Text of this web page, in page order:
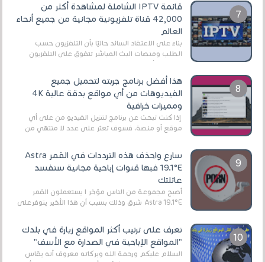
قائمة IPTV الشاملة لمشاهدة أكثر من
42,000 قناة تلفزيونية مجانية من جميع أنحاء
العالم
بناءً على الاعتقاد السائد حاليًا بأن التلفزيون حسب
الطلب ومنصات البث المباشر تتفوق على التلفزيون
الرقمي الأرضي التقليدي، يُعدّ IPTV-org خيار...
هذا أفضل برنامج جربته لتحميل جميع
الفيديوهات من أي مواقع بدقة عالية 4K
ومميزات خرافية
إذا كنت تبحث عن برنامج لتنزيل الفيديو من على أي
موقع أو منصة، فسوف تعثر على عدد لا منتهي من
سارع واحذف هذه الترددات في القمر Astra
19.1°E فبها قنوات إباحية مجانية ستفسد
عائلتك
أصبح مجموعة من الناس مؤخر ا يستعملون القمر
Astra 19.1°E شرق وذلك بسبب أن هذا الأخير يتوفرعلى
تعرف على ترتيب أكثر المواقع زيارة في بلدك
"المواقع الإباحية في الصدارة مع الأسف"
السلام عليكم ورحمة الله وبركاته معروف أنه يقاس